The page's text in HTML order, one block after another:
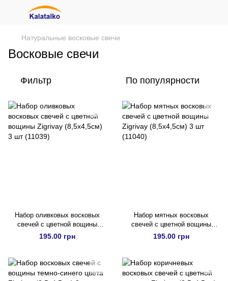
Натуральные восковые свечи
Восковые свечи
Фильтр По популярности
Набор оливковых восковых
свечей с цветной вощины
Zigrivay (8,5х4,5см) 3 шт
(11039)
195.00 грн
Набор мятных восковых
свечей с цветной вощины
Zigrivay (8,5х4,5см) 3 шт
(11040)
195.00 грн